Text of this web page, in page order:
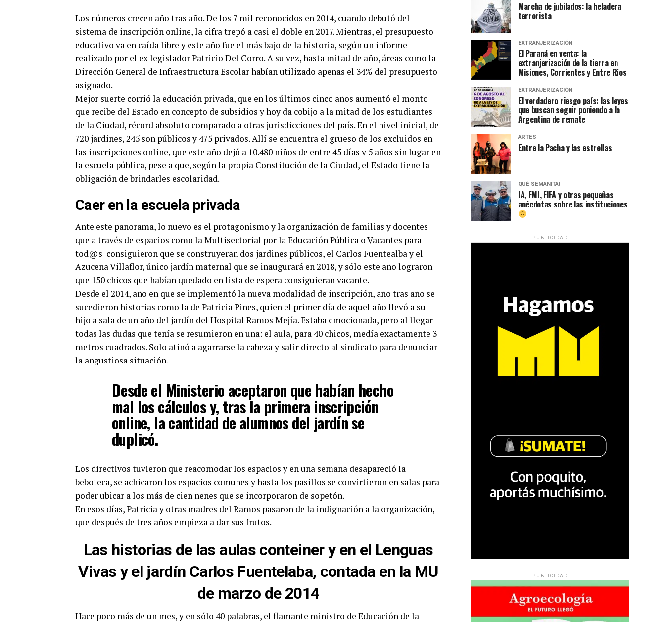
Los números crecen año tras año. De los 7 mil reconocidos en 2014, cuando debutó del
sistema de inscripción online, la cifra trepó a casi el doble en 2017. Mientras, el presupuesto
educativo va en caída libre y este año fue el más bajo de la historia, según un informe
realizado por el ex legislador Patricio Del Corro. A su vez, hasta mitad de año, áreas como la
Dirección General de Infraestructura Escolar habían utilizado apenas el 34% del presupuesto
asignado.
Mejor suerte corrió la educación privada, que en los últimos cinco años aumentó el monto
que recibe del Estado en concepto de subsidios y hoy da cobijo a la mitad de los estudiantes
de la Ciudad, récord absoluto comparado a otras jurisdicciones del país. En el nivel inicial, de
720 jardines, 245 son públicos y 475 privados. Allí se encuentra el grueso de los excluidos en
las inscripciones online, que este año dejó a 10.480 niños de entre 45 días y 5 años sin lugar en
la escuela pública, pese a que, según la propia Constitución de la Ciudad, el Estado tiene la
obligación de brindarles escolaridad.
Caer en la escuela privada
Ante este panorama, lo nuevo es el protagonismo y la organización de familias y docentes
que a través de espacios como la Multisectorial por la Educación Pública o Vacantes para
tod@s consiguieron que se construyeran dos jardines públicos, el Carlos Fuentealba y el
Azucena Villaflor, único jardín maternal que se inaugurará en 2018, y sólo este año lograron
que 150 chicos que habían quedado en lista de espera consiguieran vacante.
Desde el 2014, año en que se implementó la nueva modalidad de inscripción, año tras año se
sucedieron historias como la de Patricia Pines, quien el primer día de aquel año llevó a su
hijo a sala de un año del jardín del Hospital Ramos Mejía. Estaba emocionada, pero al llegar
todas las dudas que tenía se resumieron en una: el aula, para 40 chicos, medía exactamente 3
metros cuadrados. Solo atinó a agarrarse la cabeza y salir directo al sindicato para denunciar
la angustiosa situación.
Desde el Ministerio aceptaron que habían hecho
mal los cálculos y, tras la primera inscripción
online, la cantidad de alumnos del jardín se
duplicó.
Los directivos tuvieron que reacomodar los espacios y en una semana desapareció la
beboteca, se achicaron los espacios comunes y hasta los pasillos se convirtieron en salas para
poder ubicar a los más de cien nenes que se incorporaron de sopetón.
En esos días, Patricia y otras madres del Ramos pasaron de la indignación a la organización,
que después de tres años empieza a dar sus frutos.
Las historias de las aulas conteiner y en el Lenguas
Vivas y el jardín Carlos Fuentelaba, contada en la MU
de marzo de 2014
Hace poco más de un mes, y en sólo 40 palabras, el flamante ministro de Educación de la
Marcha de jubilados: la heladera
terrorista
EXTRANJERIZACIÓN
El Paraná en venta: la
extranjerización de la tierra en
Misiones, Corrientes y Entre Ríos
EXTRANJERIZACIÓN
El verdadero riesgo país: las leyes
que buscan seguir poniendo a la
Argentina de remate
ARTES
Entre la Pacha y las estrellas
QUÉ SEMANITA!
IA, FMI, FIFA y otras pequeñas
anécdotas sobre las instituciones
PUBLICIDAD
PUBLICIDAD